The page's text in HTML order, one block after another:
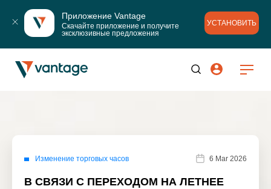
Приложение Vantage
Скачайте приложение и получите
эксклюзивные предложения
УСТАНОВИТЬ
Изменение торговых часов 6 Mar 2026
В СВЯЗИ С ПЕРЕХОДОМ НА ЛЕТНЕЕ